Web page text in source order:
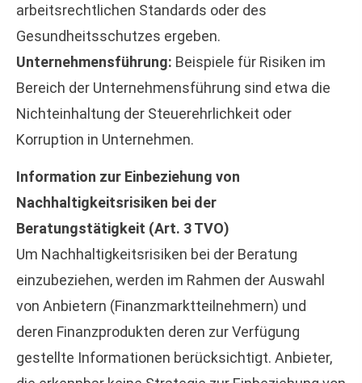
arbeitsrechtlichen Standards oder des
Gesundheitsschutzes ergeben.
Unternehmensführung: Beispiele für Risiken im
Bereich der Unternehmensführung sind etwa die
Nichteinhaltung der Steuerehrlichkeit oder
Korruption in Unternehmen.
Information zur Einbeziehung von
Nachhaltigkeitsrisiken bei der
Beratungstätigkeit (Art. 3 TVO)
Um Nachhaltigkeitsrisiken bei der Beratung
einzubeziehen, werden im Rahmen der Auswahl
von Anbietern (Finanzmarktteilnehmern) und
deren Finanzprodukten deren zur Verfügung
gestellte Informationen berücksichtigt. Anbieter,